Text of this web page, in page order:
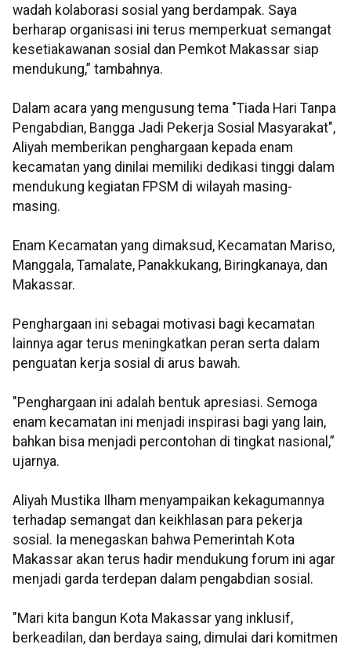
wadah kolaborasi sosial yang berdampak. Saya
berharap organisasi ini terus memperkuat semangat
kesetiakawanan sosial dan Pemkot Makassar siap
mendukung,” tambahnya.
Dalam acara yang mengusung tema "Tiada Hari Tanpa
Pengabdian, Bangga Jadi Pekerja Sosial Masyarakat",
Aliyah memberikan penghargaan kepada enam
kecamatan yang dinilai memiliki dedikasi tinggi dalam
mendukung kegiatan FPSM di wilayah masing-
masing.
Enam Kecamatan yang dimaksud, Kecamatan Mariso,
Manggala, Tamalate, Panakkukang, Biringkanaya, dan
Makassar.
Penghargaan ini sebagai motivasi bagi kecamatan
lainnya agar terus meningkatkan peran serta dalam
penguatan kerja sosial di arus bawah.
"Penghargaan ini adalah bentuk apresiasi. Semoga
enam kecamatan ini menjadi inspirasi bagi yang lain,
bahkan bisa menjadi percontohan di tingkat nasional,”
ujarnya.
Aliyah Mustika Ilham menyampaikan kekagumannya
terhadap semangat dan keikhlasan para pekerja
sosial. Ia menegaskan bahwa Pemerintah Kota
Makassar akan terus hadir mendukung forum ini agar
menjadi garda terdepan dalam pengabdian sosial.
"Mari kita bangun Kota Makassar yang inklusif,
berkeadilan, dan berdaya saing, dimulai dari komitmen